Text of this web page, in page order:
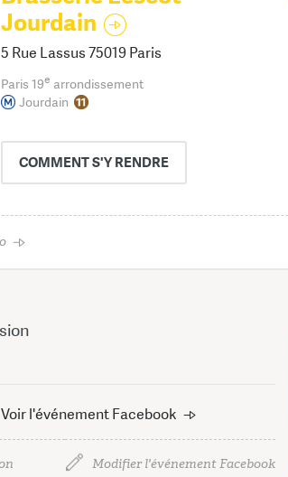
Jourdain
5 Rue Lassus 75019 Paris
Paris 19e arrondissement
Jourdain
COMMENTS'Y RENDRE
Voir l'événement Facebook
Modifier l'événement Facebook